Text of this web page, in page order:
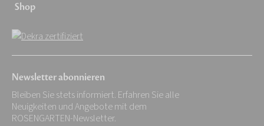
Shop
Newsletter abonnieren
Bleiben Sie stets informiert. Erfahren Sie alle
Neuigkeiten und Angebote mit dem
ROSENGARTEN-Newsletter.